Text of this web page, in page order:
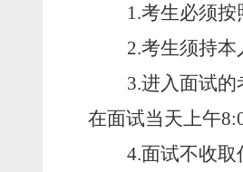
1.考生必须按
2.考生须持本
3.进入面试的
在面试当天上午
4.面试不收取